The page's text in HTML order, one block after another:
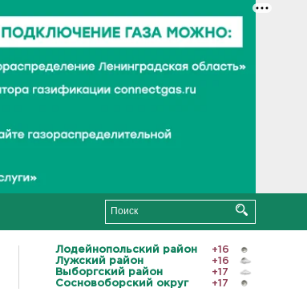
Лодейнопольский район
+16
Лужский район
+16
Выборгский район
+17
Сосновоборский округ
+17